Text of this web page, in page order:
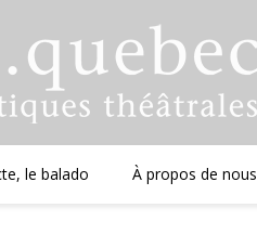
le balado À propos de nous